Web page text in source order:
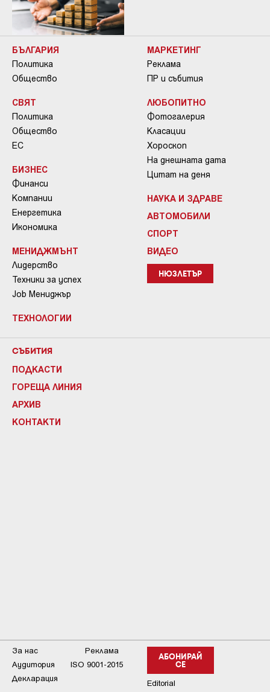
БЪЛГАРИЯ
Политика
Общество
СВЯТ
Политика
Общество
ЕС
БИЗНЕС
Финанси
Компании
Енергетика
Икономика
МЕНИДЖМЪНТ
Лидерство
Техники за успех
Job Мениджър
ТЕХНОЛОГИИ
МАРКЕТИНГ
Реклама
ПР и събития
ЛЮБОПИТНО
Фотогалерия
Класации
Хороскоп
На днешната дата
Цитат на деня
НАУКА И ЗДРАВЕ
АВТОМОБИЛИ
СПОРТ
ВИДЕО
НЮЗЛЕТЪР
СЪБИТИЯ
ПОДКАСТИ
ГОРЕЩА ЛИНИЯ
АРХИВ
КОНТАКТИ
АБОНИРАЙ
СЕ
Editorial
За нас
Реклама
Аудитория
ISO 9001-2015
Декларация